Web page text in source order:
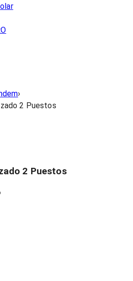
›
2 Puestos
2 Puestos